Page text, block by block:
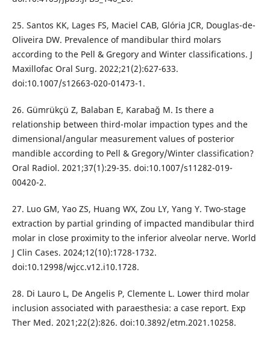
25. Santos KK, Lages FS, Maciel CAB, Glória JCR, Douglas-de-
Oliveira DW. Prevalence of mandibular third molars
according to the Pell & Gregory and Winter classifications. J
Maxillofac Oral Surg. 2022;21(2):627-633.
doi:10.1007/s12663-020-01473-1.
26. Gümrükçü Z, Balaban E, Karabağ M. Is there a
relationship between third-molar impaction types and the
dimensional/angular measurement values of posterior
mandible according to Pell & Gregory/Winter classification?
Oral Radiol. 2021;37(1):29-35. doi:10.1007/s11282-019-
00420-2.
27. Luo GM, Yao ZS, Huang WX, Zou LY, Yang Y. Two-stage
extraction by partial grinding of impacted mandibular third
molar in close proximity to the inferior alveolar nerve. World
J Clin Cases. 2024;12(10):1728-1732.
doi:10.12998/wjcc.v12.i10.1728.
28. Di Lauro L, De Angelis P, Clemente L. Lower third molar
inclusion associated with paraesthesia: a case report. Exp
Ther Med. 2021;22(2):826. doi:10.3892/etm.2021.10258.